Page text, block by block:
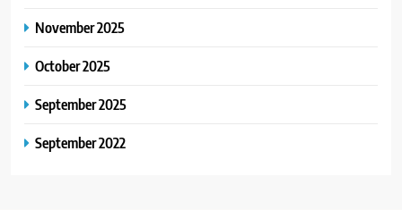
November 2025
October 2025
September 2025
September 2022